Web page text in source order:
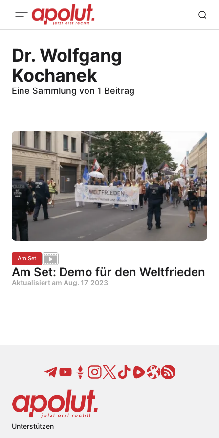
Dr. Wolfgang
Kochanek
Eine Sammlung von 1 Beitrag
Am Set
Am Set: Demo für den Weltfrieden
Aktualisiert am Aug. 17, 2023
Unterstützen